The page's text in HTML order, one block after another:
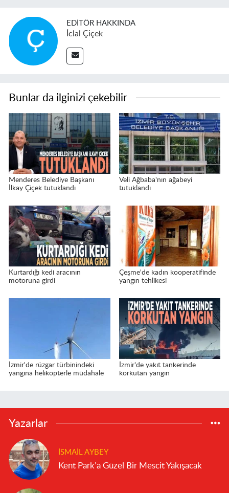
EDITÖR HAKKINDA
İclal Çiçek
Bunlar da ilginizi çekebilir
Menderes Belediye Başkanı
İlkay Çiçek tutuklandı
Veli Ağbaba'nın ağabeyi
tutuklandı
Kurtardığı kedi aracının
motoruna girdi
Çeşme'de kadın kooperatifinde
yangın tehlikesi
İzmir'de rüzgar türbinindeki
yangına helikopterle müdahale
İzmir'de yakıt tankerinde
korkutan yangın
Yazarlar
İSMAIL AYBEY
Kent Park’a Güzel Bir Mescit Yakışacak